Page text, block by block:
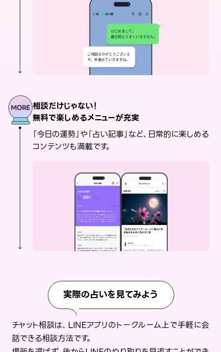
相談だけじゃない！
無料で楽しめるメニューが充実
「今日の運勢」や「占い記事」など、日常的に楽しめる
コンテンツも満載です。
実際の占いを見てみよう
チャット相談は、LINEアプリのトークルーム上で手軽に会
話できる相談方法です。